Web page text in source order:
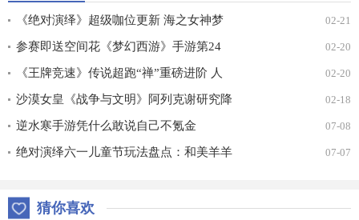
《绝对演绎》超级咖位更新 海之女神梦
幻时装免费拿！
02-21
参赛即送空间花《梦幻西游》手游第24
届X9联赛报名进行中！
02-20
《王牌竞速》传说超跑“禅”重磅进阶 人
车合一 竞速飞升！
02-20
沙漠女皇《战争与文明》阿列克谢研究降
价
02-18
逆水寒手游凭什么敢说自己不氪金 07-08
绝对演绎六一儿童节玩法盘点：和美羊羊 07-07
猜你喜欢